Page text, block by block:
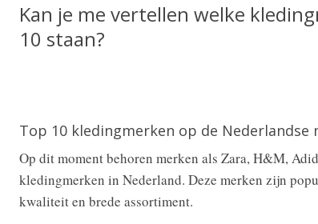
Kan je me vertellen welke
10 staan?
Top 10 kledingmerken op de Nederlandse
Op dit moment behoren merken als Zara, H&M,
kledingmerken in Nederland. Deze merken zijn
kwaliteit en brede assortiment.